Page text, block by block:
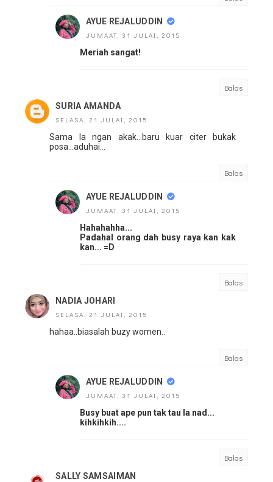
AYUE REJALUDDIN
JUMAAT, 31 JULAI, 2015
Meriah sangat!
Balas
SURIA AMANDA
SELASA, 21 JULAI, 2015
Sama la ngan akak...baru kuar citer bukak
posa...aduhai...
Balas
AYUE REJALUDDIN
JUMAAT, 31 JULAI, 2015
Hahahahha...
Padahal orang dah busy raya kan kak
kan... =D
Balas
NADIA JOHARI
SELASA, 21 JULAI, 2015
hahaa..biasalah buzy women..
Balas
AYUE REJALUDDIN
JUMAAT, 31 JULAI, 2015
Busy buat ape pun tak tau la nad...
kihkihkih....
Balas
SALLY SAMSAIMAN